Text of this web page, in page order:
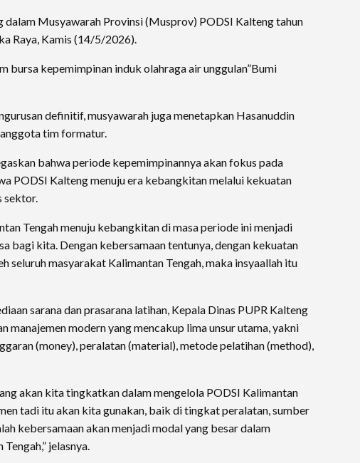
dalam Musyawarah Provinsi (Musprov) PODSI Kalteng tahun
Raya, Kamis (14/5/2026).
bursa kepemimpinan induk olahraga air unggulan”Bumi
definitif, musyawarah juga menetapkan Hasanuddin
tim formatur.
bahwa periode kepemimpinannya akan fokus pada
PODSI Kalteng menuju era kebangkitan melalui kekuatan
sektor.
Tengah menuju kebangkitan di masa periode ini menjadi
bagi kita. Dengan kebersamaan tentunya, dengan kekuatan
seluruh masyarakat Kalimantan Tengah, maka insyaallah itu
sarana dan prasarana latihan, Kepala Dinas PUPR Kalteng
manajemen modern yang mencakup lima unsur utama, yakni
(money), peralatan (material), metode pelatihan (method),
akan kita tingkatkan dalam mengelola PODSI Kalimantan
tadi itu akan kita gunakan, baik di tingkat peralatan, sumber
kebersamaan akan menjadi modal yang besar dalam
jelasnya.